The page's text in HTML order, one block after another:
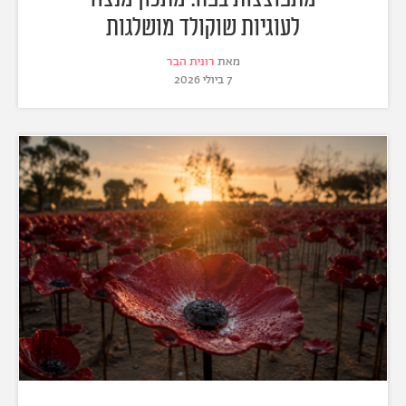
לעוגיות שוקולד מושלגות
מאת רונית הבר
7 ביולי 2026